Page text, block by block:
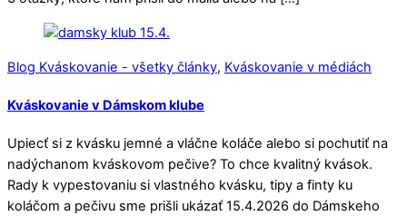
Blog Kváskovanie - všetky články, Kváskovanie v médiách
Kváskovanie v Dámskom klube
Upiecť si z kvásku jemné a vláčne koláče alebo si pochutiť na
nadýchanom kváskovom pečive? To chce kvalitný kvások.
Rady k vypestovaniu si vlastného kvásku, tipy a finty ku
koláčom a pečivu sme prišli ukázať 15.4.2026 do Dámskeho